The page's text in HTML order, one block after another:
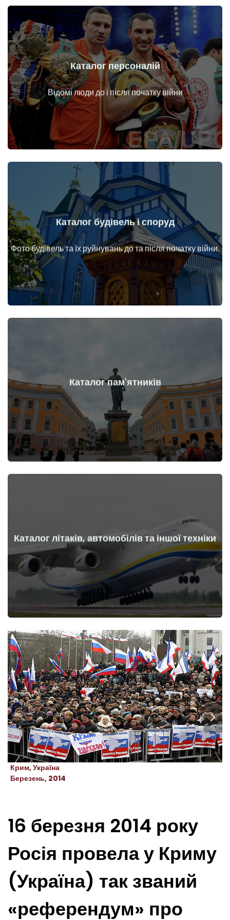
Каталог персоналій
Відомі люди до і після початку війни
Особи до і після початку війни
Докладніше
Каталог будівель і споруд
Фото будівель та їх руйнувань до та після початку війни.
Будинки, споруди, конструкції, об'єкти до та після початку
війни
Докладніше
Каталог пам'ятників
Пам'ятники, витвори мистецтва до та після початку
війни
Докладніше
Каталог літаків, автомобілів та іншої техніки
Літаки, машини, технічні засоби до та після початку війни
Докладніше
Крим, Україна
Березень, 2014
16 березня 2014 року
Росія провела у Криму
(Україна) так званий
«референдум» про